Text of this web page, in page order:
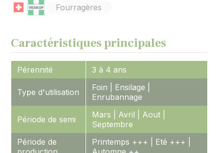
Fourragères
Caractéristiques principales
Pérennité 3 à 4 ans
Type d'utilisation
Foin | Ensilage |
Enrubannage
Période de semi
Mars | Avril | Aout |
Septembre
Période de
Printemps +++ | Eté +++ |